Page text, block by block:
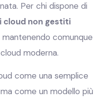
Per chi dispone di
cloud non gestiti
comunque
moderna.
come una semplice
come un modello più